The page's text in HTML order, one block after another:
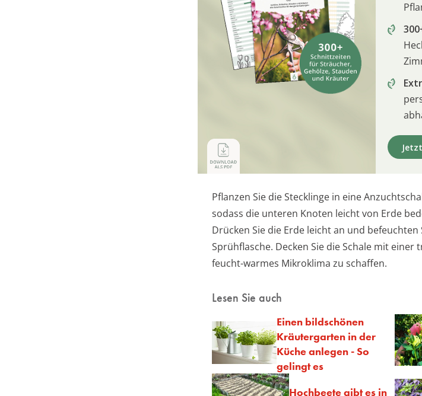
Pflanzen Sie die Stecklinge in eine
sodass die unteren Knoten leicht von Erde
Drücken Sie die Erde leicht an und
Sprühflasche. Decken Sie die Schale mit
feucht-warmes Mikroklima zu schaffen.
Lesen Sie auch
Einen bildschönen
Kräutergarten in der
Küche anlegen - So
gelingt es
Hochbeete gibt es in